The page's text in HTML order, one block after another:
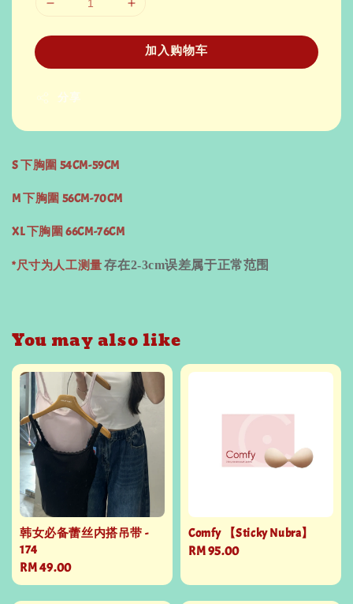
加入购物车
分享
S 下胸圍 54CM-59CM
M 下胸圍 56CM-70CM
XL 下胸圍 66CM-76CM
*尺寸为人工测量存在2-3cm误差属于正常范围
You may also like
韩女必备蕾丝内搭吊带 -
174
Regular
price
RM 49.00
Comfy 【Sticky Nubra】
Regular
RM 95.00